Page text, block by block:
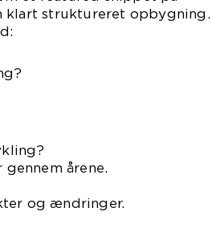
klart struktureret opbygning.
årene.
og ændringer.